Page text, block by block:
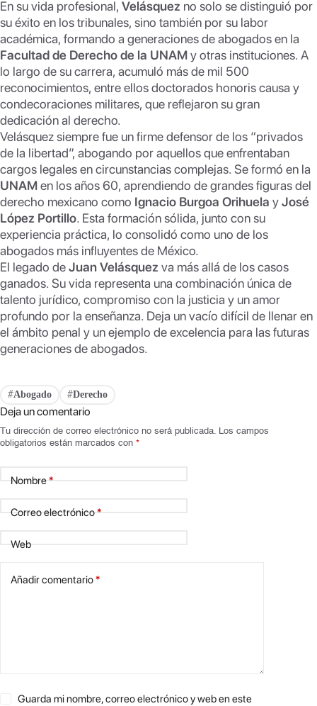
En su vida profesional, Velásquez no solo se distinguió por
su éxito en los tribunales, sino también por su labor
académica, formando a generaciones de abogados en la
Facultad de Derecho de la UNAMy otras instituciones. A
lo largo de su carrera, acumuló más de mil 500
reconocimientos, entre ellos doctorados honoris causa y
condecoraciones militares, que reflejaron su gran
dedicación al derecho.
Velásquez siempre fue un firme defensor de los “privados
de la libertad”, abogando por aquellos que enfrentaban
cargos legales en circunstancias complejas. Se formó en la
UNAMen los años 60, aprendiendo de grandes figuras del
derecho mexicano como Ignacio Burgoa Orihuela yJosé
López Portillo. Esta formación sólida, junto con su
experiencia práctica, lo consolidó como uno de los
abogados más influyentes de México.
El legado deJuan Velásquez va más allá de los casos
ganados. Su vida representa una combinación única de
talento jurídico, compromiso con la justicia y un amor
profundo por la enseñanza. Deja un vacío difícil de llenar en
el ámbito penal y un ejemplo de excelencia para las futuras
generaciones de abogados.
#Abogado #Derecho
Deja un comentario
Tu dirección de correo electrónico no será publicada. Los campos
obligatorios están marcados con *
Nombre*
Correo electrónico*
Web
Añadir comentario*
Guarda mi nombre, correo electrónico y web en este